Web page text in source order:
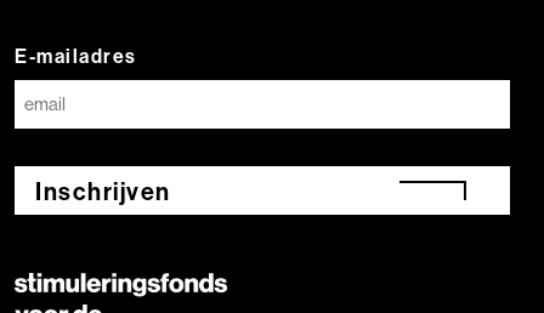
E-mailadres
Inschrijven